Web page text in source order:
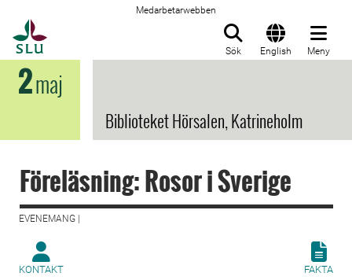
Medarbetarwebben
Sök English Meny
2maj
Biblioteket Hörsalen, Katrineholm
Föreläsning: Rosor i Sverige
EVENEMANG |
KONTAKT FAKTA